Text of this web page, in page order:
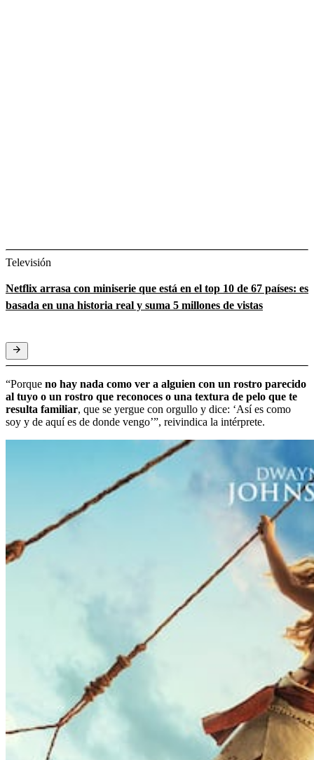
Televisión
Netflix arrasa con miniserie que está en el top 10 de 67 países: es
basada en una historia real y suma 5 millones de vistas
“Porque no hay nada como ver a alguien con un rostro parecido
al tuyo o un rostro que reconoces o una textura de pelo que te
resulta familiar, que se yergue con orgullo y dice: ‘Así es como
soy y de aquí es de donde vengo’”, reivindica la intérprete.